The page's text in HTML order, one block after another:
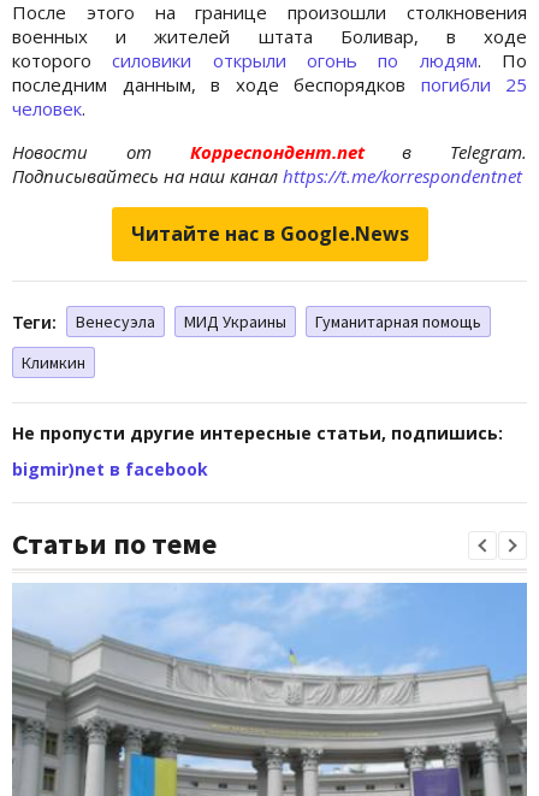
После этого на границе произошли столкновения
военных и жителей штата Боливар, в ходе
которогосиловики открыли огонь по людям. По
последним данным, в ходе беспорядков погибли 25
человек.
Новости отКорреспондент.netв Telegram.
Подписывайтесь на наш канал https://t.me/korrespondentnet
Читайте нас в Google.News
Теги: Венесуэла МИД Украины
Гуманитарная помощь
Климкин
Не пропусти другие интересные статьи, подпишись:
bigmir)net в facebook
Статьи по теме